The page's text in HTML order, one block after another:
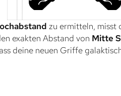
zu ermitteln, misst
exakten Abstand von Mitte
deine neuen Griffe